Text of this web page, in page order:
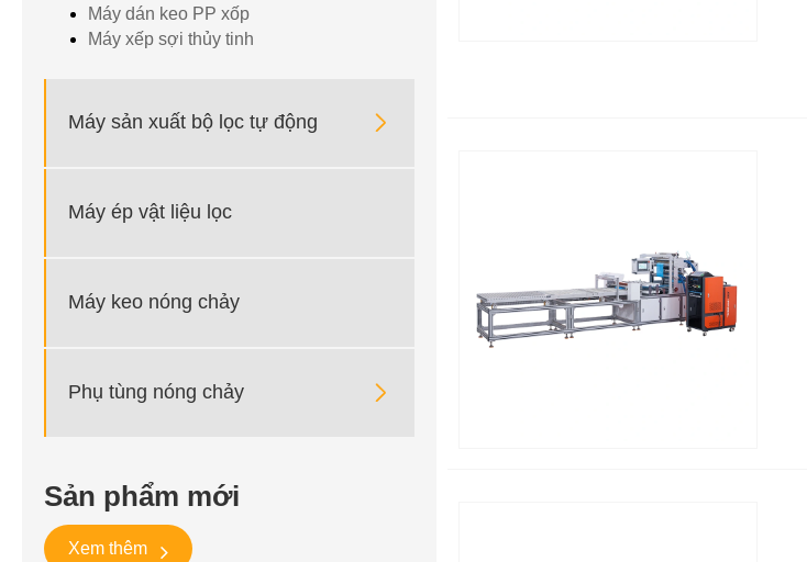
Máy dán keo PP xốp
Máy xếp sợi thủy tinh
Máy sản xuất bộ lọc tự động 
Máy ép vật liệu lọc
Máy keo nóng chảy
Phụ tùng nóng chảy 
Sản phẩm mới
Xem thêm